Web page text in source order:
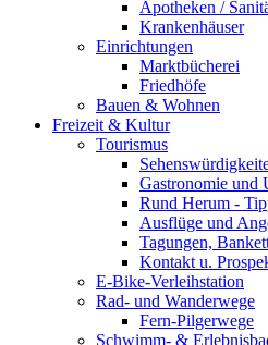
Apotheken /
Krankenhäuser
Einrichtungen
Marktbücherei
Friedhöfe
Bauen & Wohnen
Freizeit & Kultur
Tourismus
Gastronomie und
Rund Herum -
Ausflüge und
Tagungen,
Kontakt u.
E-Bike-Verleihstation
Rad- und Wanderwege
Fern-Pilgerwege
Schwimm- &